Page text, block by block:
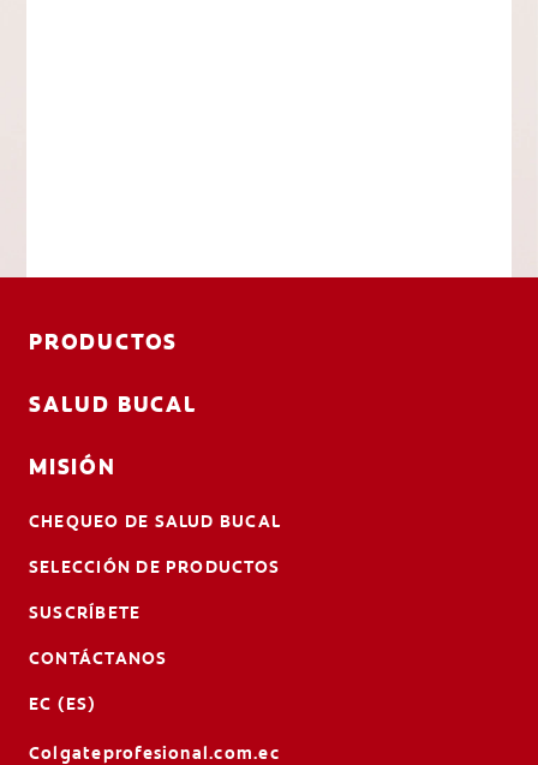
PRODUCTOS
SALUD BUCAL
MISIÓN
CHEQUEO DE SALUD BUCAL
SELECCIÓN DE PRODUCTOS
SUSCRÍBETE
CONTÁCTANOS
EC (ES)
Colgateprofesional.com.ec